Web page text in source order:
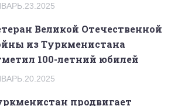
Великой Отечественной
из Туркменистана
100-летний юбилей
продвигает